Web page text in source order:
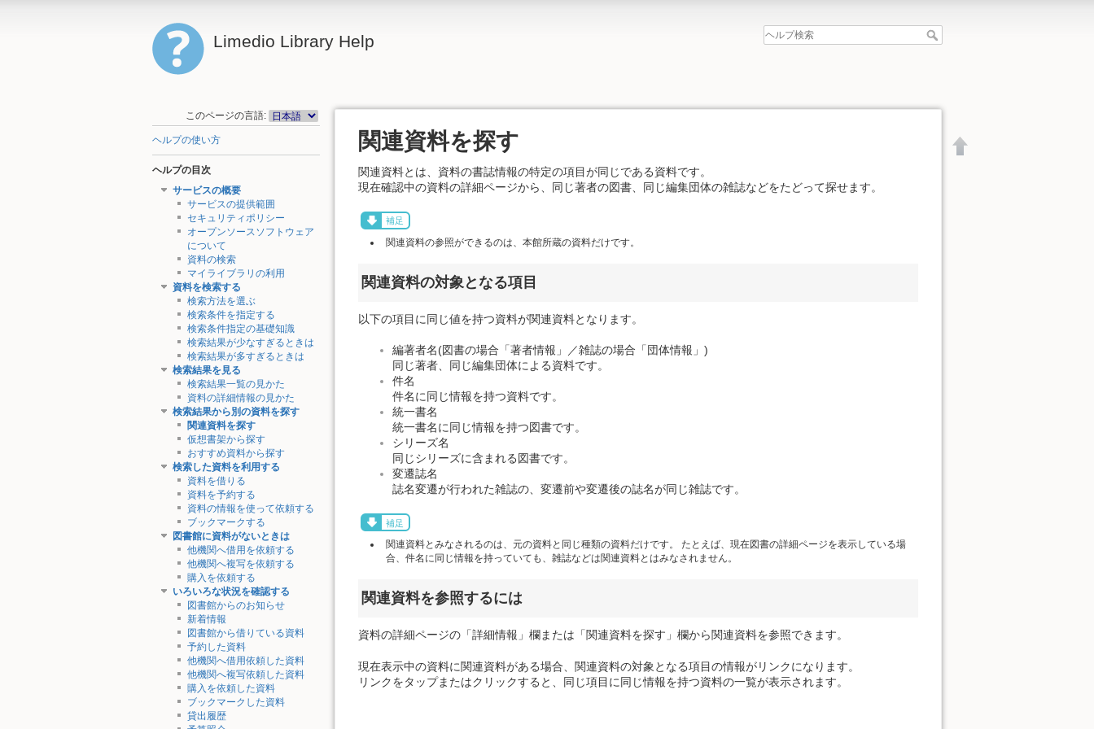
Limedio Library Help
このページの言語:
ヘルプの使い方
ヘルプの目次
サービスの概要
サービスの提供範囲
セキュリティポリシー
オープンソースソフトウェア
について
資料の検索
マイライブラリの利用
資料を検索する
検索方法を選ぶ
検索条件を指定する
検索条件指定の基礎知識
検索結果が少なすぎるときは
検索結果が多すぎるときは
検索結果を見る
検索結果一覧の見かた
資料の詳細情報の見かた
検索結果から別の資料を探す
関連資料を探す
仮想書架から探す
おすすめ資料から探す
検索した資料を利用する
資料を借りる
資料を予約する
資料の情報を使って依頼する
ブックマークする
図書館に資料がないときは
他機関へ借用を依頼する
他機関へ複写を依頼する
購入を依頼する
いろいろな状況を確認する
図書館からのお知らせ
新着情報
図書館から借りている資料
予約した資料
他機関へ借用依頼した資料
他機関へ複写依頼した資料
購入を依頼した資料
ブックマークした資料
貸出履歴
関連資料を探す
関連資料とは、資料の書誌情報の特定の項目が同じである資料です。
現在確認中の資料の詳細ページから、同じ著者の図書、同じ編集団体の雑誌などをたどって探せます。
補足
関連資料の参照ができるのは、本館所蔵の資料だけです。
関連資料の対象となる項目
以下の項目に同じ値を持つ資料が関連資料となります。
編著者名(図書の場合「著者情報」／雑誌の場合「団体情報」)
同じ著者、同じ編集団体による資料です。
件名
件名に同じ情報を持つ資料です。
統一書名
統一書名に同じ情報を持つ図書です。
シリーズ名
同じシリーズに含まれる図書です。
変遷誌名
誌名変遷が行われた雑誌の、変遷前や変遷後の誌名が同じ雑誌です。
補足
関連資料とみなされるのは、元の資料と同じ種類の資料だけです。 たとえば、現在図書の詳細ページを表示している場
合、件名に同じ情報を持っていても、雑誌などは関連資料とはみなされません。
関連資料を参照するには
資料の詳細ページの「詳細情報」欄または「関連資料を探す」欄から関連資料を参照できます。
現在表示中の資料に関連資料がある場合、関連資料の対象となる項目の情報がリンクになります。
リンクをタップまたはクリックすると、同じ項目に同じ情報を持つ資料の一覧が表示されます。